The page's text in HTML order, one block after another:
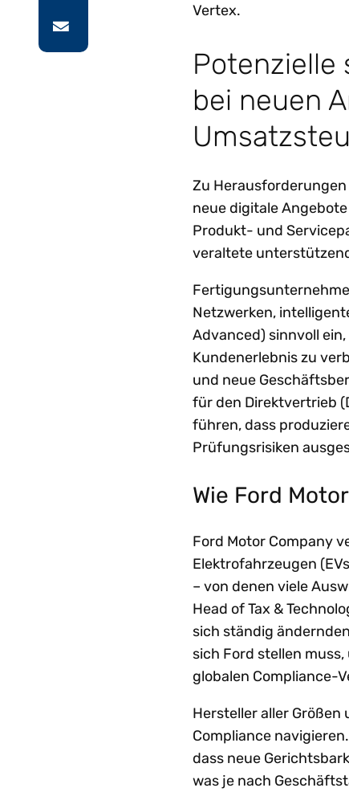
Vertex.
Potenzielle
bei neuen
Zu
neue digitale
Produkt- und
veraltete
Netzwerken,
Advanced) sinnvoll
Kundenerlebnis zu
und neue
für den Direktvertrieb
führen, dass
Prüfungsrisiken
Wie Ford
Ford Motor Company
Elektrofahrzeugen
– von denen viele
Head of Tax &
sich ständig
sich Ford stellen
globalen Compliance-
Hersteller aller
Compliance
dass neue
was je nach